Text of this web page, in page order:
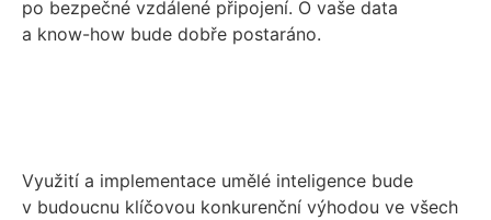
po bezpečné vzdálené připojení. O vaše data
a know-how bude dobře postaráno.
Využití a implementace umělé inteligence bude
v budoucnu klíčovou konkurenční výhodou ve všech